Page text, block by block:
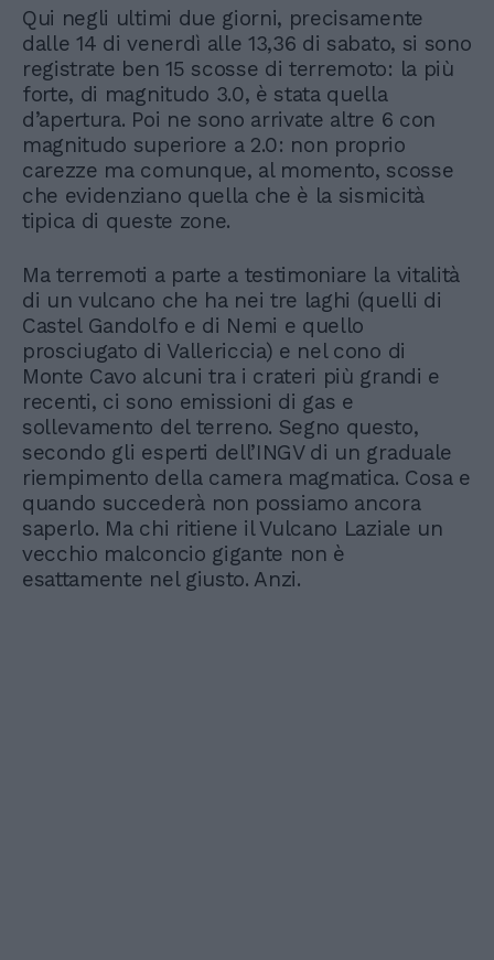
Qui negli ultimi due giorni, precisamente
dalle 14 di venerdì alle 13,36 di sabato, si sono
registrate ben 15 scosse di terremoto: la più
forte, di magnitudo 3.0, è stata quella
d’apertura. Poi ne sono arrivate altre 6 con
magnitudo superiore a 2.0: non proprio
carezze ma comunque, al momento, scosse
che evidenziano quella che è la sismicità
tipica di queste zone.
Ma terremoti a parte a testimoniare la vitalità
di un vulcano che ha nei tre laghi (quelli di
Castel Gandolfo e di Nemi e quello
prosciugato di Vallericcia) e nel cono di
Monte Cavo alcuni tra i crateri più grandi e
recenti, ci sono emissioni di gas e
sollevamento del terreno. Segno questo,
secondo gli esperti dell’INGV di un graduale
riempimento della camera magmatica. Cosa e
quando succederà non possiamo ancora
saperlo. Ma chi ritiene il Vulcano Laziale un
vecchio malconcio gigante non è
esattamente nel giusto. Anzi.